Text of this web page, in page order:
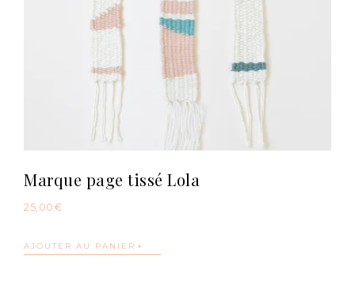
Marque page tissé Lola
25,00 €
AJOUTER AU PANIER